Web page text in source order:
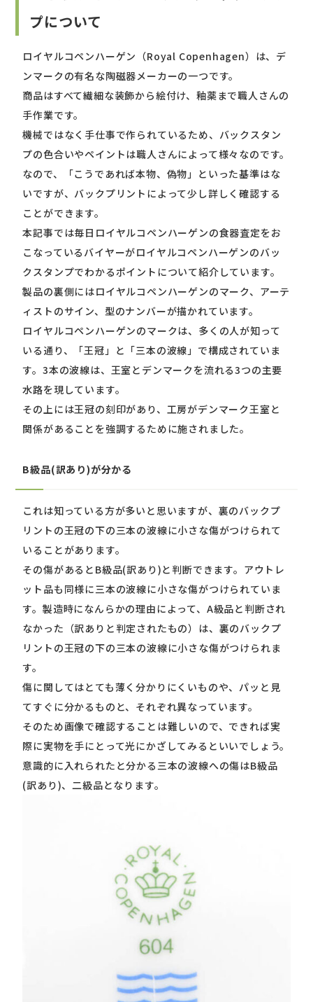
プについて
ロイヤルコペンハーゲン（Royal Copenhagen）は、デ
ンマークの有名な陶磁器メーカーの一つです。
商品はすべて繊細な装飾から絵付け、釉薬まで職人さんの
手作業です。
機械ではなく手仕事で作られているため、バックスタン
プの色合いやペイントは職人さんによって様々なのです。
なので、「こうであれば本物、偽物」といった基準はな
いですが、バックプリントによって少し詳しく確認する
ことができます。
本記事では毎日ロイヤルコペンハーゲンの食器査定をお
こなっているバイヤーがロイヤルコペンハーゲンのバッ
クスタンプでわかるポイントについて紹介しています。
製品の裏側にはロイヤルコペンハーゲンのマーク、アーテ
ィストのサイン、型のナンバーが描かれています。
ロイヤルコペンハーゲンのマークは、多くの人が知って
いる通り、「王冠」と「三本の波線」で構成されていま
す。3本の波線は、王室とデンマークを流れる3つの主要
水路を現しています。
その上には王冠の刻印があり、工房がデンマーク王室と
関係があることを強調するために施されました。
B級品(訳あり)が分かる
これは知っている方が多いと思いますが、裏のバックプ
リントの王冠の下の三本の波線に小さな傷がつけられて
いることがあります。
その傷があるとB級品(訳あり)と判断できます。アウトレ
ット品も同様に三本の波線に小さな傷がつけられていま
す。製造時になんらかの理由によって、A級品と判断され
なかった（訳ありと判定されたもの）は、裏のバックプ
リントの王冠の下の三本の波線に小さな傷がつけられま
す。
傷に関してはとても薄く分かりにくいものや、パッと見
てすぐに分かるものと、それぞれ異なっています。
そのため画像で確認することは難しいので、できれば実
際に実物を手にとって光にかざしてみるといいでしょう。
意識的に入れられたと分かる三本の波線への傷はB級品
(訳あり)、二級品となります。